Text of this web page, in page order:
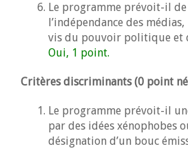
Le programme prévoit-il
l’indépendance des
vis du pouvoir politique et
Oui, 1 point.
Critères discriminants (0 point
Le programme prévoit-il
par des idées xénophobes
désignation d’un bouc